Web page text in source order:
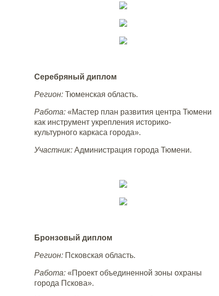
Серебряный диплом
Регион: Тюменская область.
Работа: «Мастер план развития центра Тюмени
как инструмент укрепления историко-
культурного каркаса города».
Участник: Администрация города Тюмени.
Бронзовый диплом
Регион: Псковская область.
Работа: «Проект объединенной зоны охраны
города Пскова».